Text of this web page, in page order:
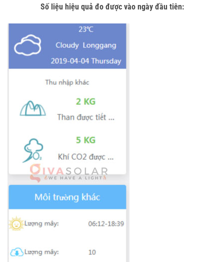
Số liệu hiệu quả đo được vào ngày đầu tiên: